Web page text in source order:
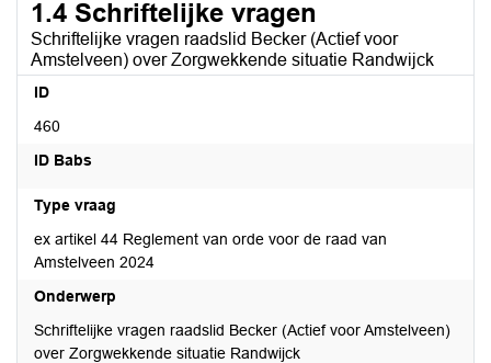
1.4 Schriftelijke vragen
Schriftelijke vragen raadslid Becker (Actief voor
Amstelveen) over Zorgwekkende situatie Randwijck
ID
460
ID Babs
Type vraag
ex artikel 44 Reglement van orde voor de raad van
Amstelveen 2024
Onderwerp
Schriftelijke vragen raadslid Becker (Actief voor Amstelveen)
over Zorgwekkende situatie Randwijck